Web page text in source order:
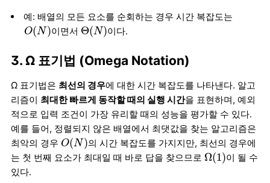
예: 배열의 모든 요소를 순회하는 경우 시간 복잡도는
O(N)
O(N) 이면서 Θ(N)
Θ(N)이다.
3. Ω 표기법 (Omega Notation)
Ω 표기법은 최선의 경우에 대한 시간 복잡도를 나타낸다. 알고
리즘이 최대한 빠르게 동작할 때의 실행 시간을 표현하며, 예외
적으로 입력 조건이 가장 유리할 때의 성능을 평가할 수 있다.
예를 들어, 정렬되지 않은 배열에서 최댓값을 찾는 알고리즘은
최악의 경우 O(N)
O(N) 의 시간 복잡도를 가지지만, 최선의 경우에
는 첫 번째 요소가 최대일 때 바로 답을 찾으므로 Ω(1)
Ω(1)이 될 수
있다.